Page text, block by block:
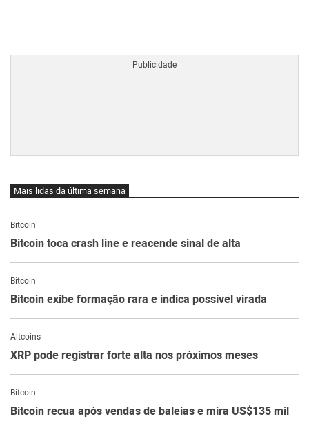
Mais lidas da última semana
Bitcoin
Bitcoin toca crash line e reacende sinal de alta
Bitcoin
Bitcoin exibe formação rara e indica possível virada
Altcoins
XRP pode registrar forte alta nos próximos meses
Bitcoin
Bitcoin recua após vendas de baleias e mira US$135 mil